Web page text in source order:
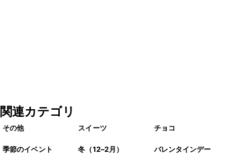
関連カテゴリ
その他 スイーツ チョコ
季節のイベント 冬（12–2月）
バレンタインデー